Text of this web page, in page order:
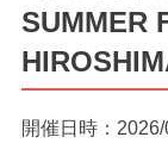
SUMMER
開催日時：